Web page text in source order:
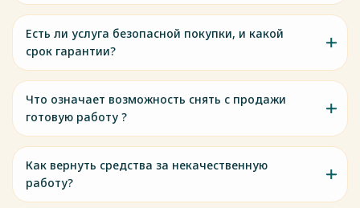
Есть ли услуга безопасной покупки, и какой
срок гарантии?
Что означает возможность снять с продажи
готовую работу ?
Как вернуть средства за некачественную
работу?